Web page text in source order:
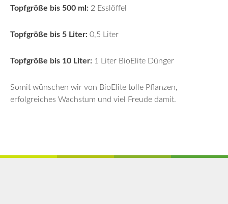
Topfgröße bis 500 ml: 2 Esslöffel
Topfgröße bis 5 Liter: 0,5 Liter
Topfgröße bis 10 Liter: 1 Liter BioElite Dünger
Somit wünschen wir von BioElite tolle Pflanzen,
erfolgreiches Wachstum und viel Freude damit.